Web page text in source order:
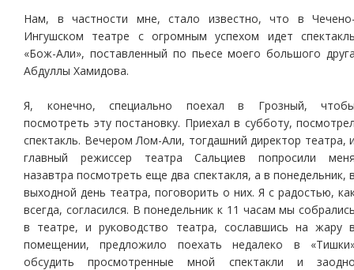
Нам, в частности мне, стало известно, что в
Ингушском театре с огромным успехом идет
«Бож-Али», поставленный по пьесе моего большого
Абдуллы Хамидова.
Я, конечно, специально поехал в Грозный,
посмотреть эту постановку. Приехал в субботу,
спектакль. Вечером Лом-Али, тогдашний директор театра,
главный режиссер театра Сальциев попросили
назавтра посмотреть еще два спектакля, а в понедельник,
выходной день театра, поговорить о них. Я с радостью,
всегда, согласился. В понедельник к 11 часам мы
в театре, и руководство театра, сославшись на жару
помещении, предложило поехать недалеко в
обсудить просмотренные мной спектакли и